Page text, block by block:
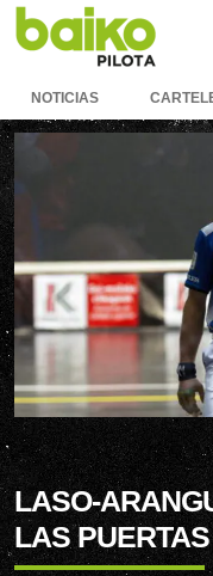
NOTICIAS
LASO-
LAS